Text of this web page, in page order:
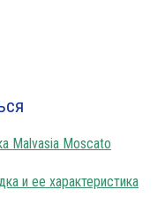
Malvasia Moscato
и ее характеристика